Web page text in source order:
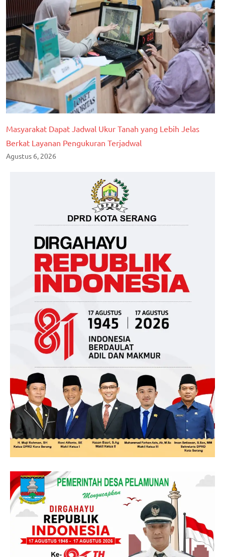
Masyarakat Dapat Jadwal Ukur Tanah yang Lebih Jelas
Berkat Layanan Pengukuran Terjadwal
Agustus 6, 2026